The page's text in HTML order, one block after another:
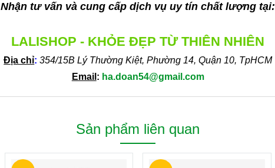
Nhận tư vấn và cung cấp dịch vụ uy tín chất lượng tại:
LALISHOP - KHỎE ĐẸP TỪ THIÊN NHIÊN
Địa chỉ:354/15B Lý Thường Kiệt, Phường 14, Quận 10, TpHCM
Email : ha.doan54@gmail.com
Sản phẩm liên quan